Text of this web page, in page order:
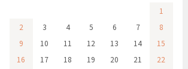
1
2
3 4 5 6 7
8
9
10 11 12 13 14
15
16
17 18 19 20 21
22